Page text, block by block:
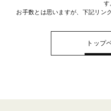
す
お手数とは思いますが、下記リン
トップ